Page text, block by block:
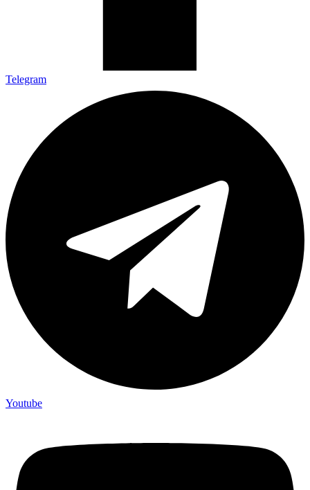
Telegram
Youtube